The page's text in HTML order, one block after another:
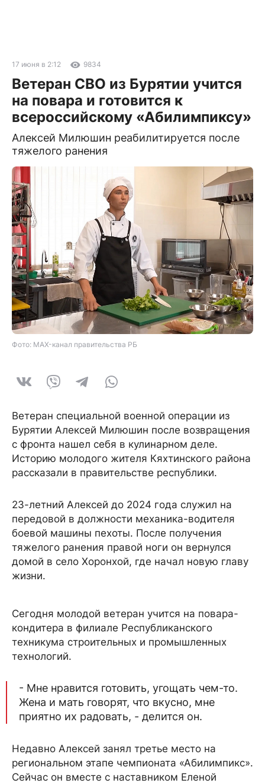
17 июня в 2:12 9834
Ветеран СВО из Бурятии учится
на повара и готовится к
всероссийскому «Абилимпиксу»
Алексей Милюшин реабилитируется после
тяжелого ранения
Фото: MAX-канал правительства РБ
Ветеран специальной военной операции из
Бурятии Алексей Милюшин после возвращения
с фронта нашел себя в кулинарном деле.
Историю молодого жителя Кяхтинского района
рассказали в правительстве республики.
23-летний Алексей до 2024 года служил на
передовой в должности механика-водителя
боевой машины пехоты. После получения
тяжелого ранения правой ноги он вернулся
домой в село Хоронхой, где начал новую главу
жизни.
Сегодня молодой ветеран учится на повара-
кондитера в филиале Республиканского
техникума строительных и промышленных
технологий.
- Мне нравится готовить, угощать чем-то.
Жена и мать говорят, что вкусно, мне
приятно их радовать, - делится он.
Недавно Алексей занял третье место на
региональном этапе чемпионата «Абилимпикс».
Сейчас он вместе с наставником Еленой